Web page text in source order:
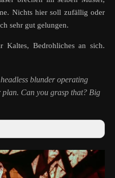
Nichts hier soll zufällig oder
sehr gut gelungen.
Kaltes, Bedrohliches an sich.
blunder operating
Can you grasp that? Big